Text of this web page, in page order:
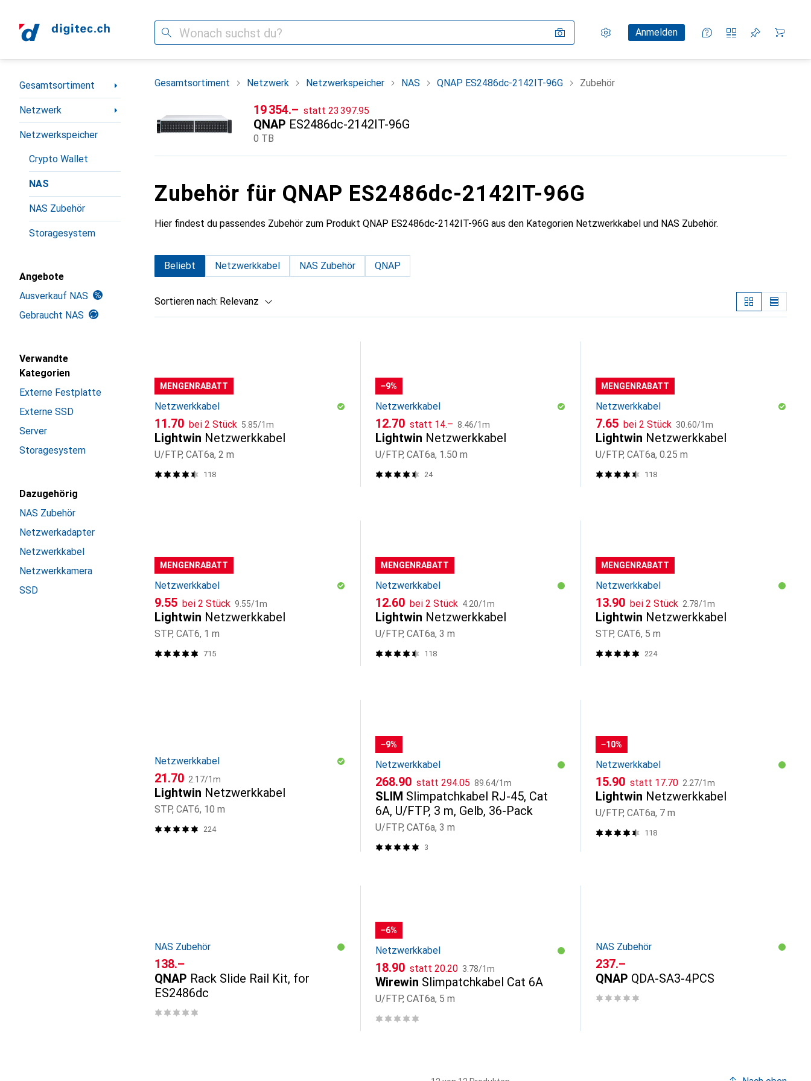
Suche Einstellungen
KundenkontoAnmelden
Vergleichslisten
Merklisten
Warenkorb
Navigation nach Kategorien
Gesamtsortiment
Netzwerk
Netzwerkspeicher
Crypto Wallet
NAS
NAS Zubehör
Storagesystem
Angebote
Ausverkauf NAS
Gebraucht NAS
Verwandte
Kategorien
Externe Festplatte
Externe SSD
Server
Storagesystem
Dazugehörig
NAS Zubehör
Netzwerkadapter
Netzwerkkabel
Netzwerkkamera
SSD
Gesamtsortiment Netzwerk Netzwerkspeicher NAS QNAP ES2486dc-2142IT-96G Zubehör
CHF
19 354.– statt CHF
23 397.95
QNAP ES2486dc-2142IT-96G
0 TB
Zubehör für QNAP ES2486dc-2142IT-96G
Hier findest du passendes Zubehör zum Produkt QNAP ES2486dc-2142IT-96G aus den Kategorien Netzwerkkabel und NAS Zubehör.
Beliebt Netzwerkkabel NAS Zubehör QNAP
Sortieren nach: Relevanz
MENGENRABATT
Netzwerkkabel
CHF
11.70 bei 2 Stück CHF
5.85/1m
Lightwin Netzwerkkabel
U/FTP, CAT6a, 2 m
118
−9%
Netzwerkkabel
CHF
12.70 statt CHF
14.– CHF
8.46/1m
Lightwin Netzwerkkabel
U/FTP, CAT6a, 1.50 m
24
MENGENRABATT
Netzwerkkabel
CHF
7.65 bei 2 Stück CHF
30.60/1m
Lightwin Netzwerkkabel
U/FTP, CAT6a, 0.25 m
118
MENGENRABATT
Netzwerkkabel
CHF
9.55 bei 2 Stück CHF
9.55/1m
Lightwin Netzwerkkabel
STP, CAT6, 1 m
715
MENGENRABATT
Netzwerkkabel
CHF
12.60 bei 2 Stück CHF
4.20/1m
Lightwin Netzwerkkabel
U/FTP, CAT6a, 3 m
118
MENGENRABATT
Netzwerkkabel
CHF
13.90 bei 2 Stück CHF
2.78/1m
Lightwin Netzwerkkabel
STP, CAT6, 5 m
224
Netzwerkkabel
CHF
21.70 CHF
2.17/1m
Lightwin Netzwerkkabel
STP, CAT6, 10 m
224
−9%
Netzwerkkabel
CHF
268.90 statt CHF
294.05 CHF
89.64/1m
SLIM Slimpatchkabel RJ-45, Cat
6A, U/FTP, 3 m, Gelb, 36-Pack
U/FTP, CAT6a, 3 m
3
−10%
Netzwerkkabel
CHF
15.90 statt CHF
17.70 CHF
2.27/1m
Lightwin Netzwerkkabel
U/FTP, CAT6a, 7 m
118
NAS Zubehör
CHF
138.–
QNAP Rack Slide Rail Kit, for
ES2486dc
−6%
Netzwerkkabel
CHF
18.90 statt CHF
20.20 CHF
3.78/1m
Wirewin Slimpatchkabel Cat 6A
U/FTP, CAT6a, 5 m
NAS Zubehör
CHF
237.–
QNAP QDA-SA3-4PCS